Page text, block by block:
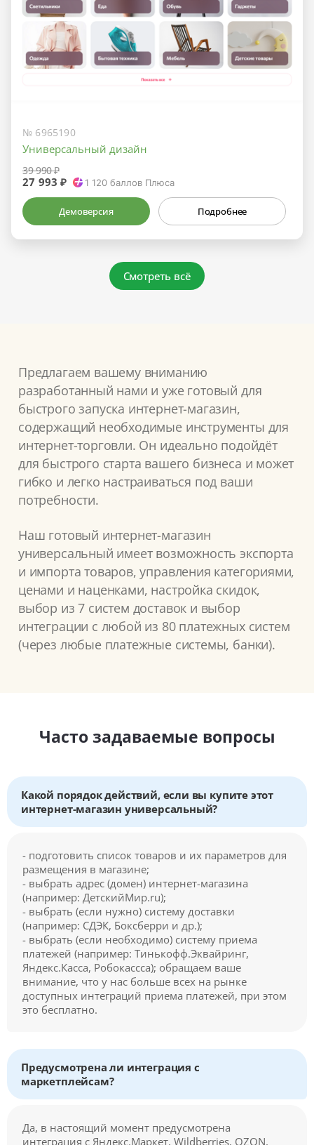
№ 6965190
Универсальный дизайн
39 990 ₽
27 993 ₽ 1 120баллов Плюса
Демоверсия Подробнее
Смотреть всё
Предлагаем вашему вниманию
разработанный нами и уже готовый для
быстрого запуска интернет-магазин,
содержащий необходимые инструменты для
интернет-торговли. Он идеально подойдёт
для быстрого старта вашего бизнеса и может
гибко и легко настраиваться под ваши
потребности.
Наш готовый интернет-магазин
универсальный имеет возможность экспорта
и импорта товаров, управления категориями,
ценами и наценками, настройка скидок,
выбор из 7 систем доставок и выбор
интеграции с любой из 80 платежных систем
(через любые платежные системы, банки).
Часто задаваемые вопросы
Какой порядок действий, если вы купите этот
интернет-магазин универсальный?
- подготовить список товаров и их параметров для
размещения в магазине;
- выбрать адрес (домен) интернет-магазина
(например: ДетскийМир.ru);
- выбрать (если нужно) систему доставки
(например: СДЭК, Боксберри и др.);
- выбрать (если необходимо) систему приема
платежей (например: Тинькофф.Эквайринг,
Яндекс.Касса, Робокассса); обращаем ваше
внимание, что у нас больше всех на рынке
доступных интеграций приема платежей, при этом
это бесплатно.
Предусмотрена ли интеграция с
маркетплейсам?
Да, в настоящий момент предусмотрена
интеграция с Яндекс.Маркет, Wildberries, OZON,